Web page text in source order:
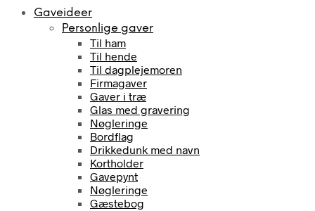
Gaveideer
Personlige gaver
Til ham
Til hende
Til dagplejemoren
Firmagaver
Gaver i træ
Glas med gravering
Nøgleringe
Bordflag
Drikkedunk med navn
Kortholder
Gavepynt
Nøgleringe
Gæstebog